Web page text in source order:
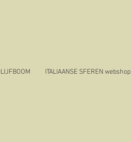
ITALIAANSE SFEREN webshop